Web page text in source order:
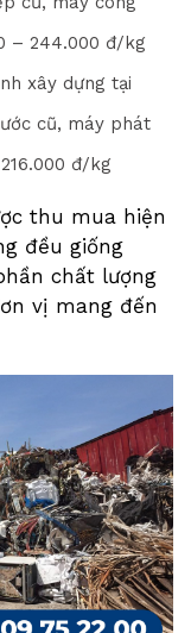
– 244.000 đ/kg
xây dựng tại
cũ, máy phát
16.000 đ/kg
thu mua hiện
đều giống
chất lượng
vị mang đến